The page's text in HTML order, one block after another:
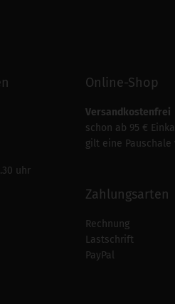
uhr
Online-Shop
Versandkostenfrei
schon ab 95 €
gilt eine Pauschale
Zahlungsarten
Rechnung
Lastschrift
PayPal